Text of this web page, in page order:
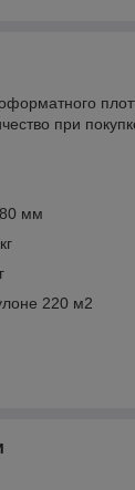
при
мм
220 м2